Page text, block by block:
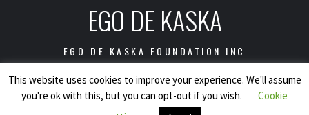
EGO DE KASKA
EGO DE KASKA FOUNDATION INC
Copyright © Ego de Kaska Foundation Inc., 2021.
Tema:
This website uses cookies to improve your experience. We'll assume
you're ok with this, but you can opt-out if you wish.
Cookie